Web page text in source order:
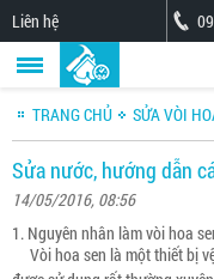
Liên hệ
TRANG CHỦ SỬA VÒI
Sửa nước, hướng dẫn
14/05/2016, 08:56
1. Nguyên nhân làm vòi hoa
Vòi hoa sen là một thiết bị